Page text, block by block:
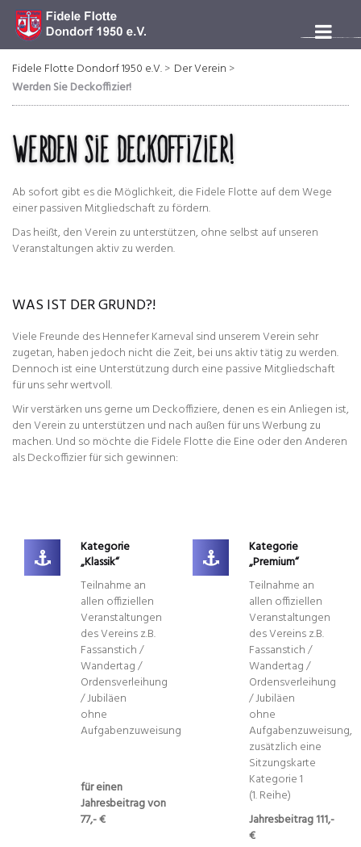
Fidele Flotte Dondorf 1950 e.V.
Der Verein
Werden Sie Deckoffizier!
Werden Sie Deckoffizier!
Ab sofort gibt es die Möglichkeit, die Fidele Flotte auf dem Wege
einer passiven Mitgliedschaft zu fördern.
Das heißt, den Verein zu unterstützen, ohne selbst auf unseren
Veranstaltungen aktiv zu werden.
WAS IST DER GRUND?!
Viele Freunde des Hennefer Karneval sind unserem Verein sehr
zugetan, haben jedoch nicht die Zeit, bei uns aktiv tätig zu werden.
Dennoch ist eine Unterstützung durch eine passive Mitgliedschaft
für uns sehr wertvoll.
Wir verstärken uns gerne um Deckoffiziere, denen es ein Anliegen ist,
den Verein zu unterstützen und nach außen für uns Werbung zu
machen. Und so möchte die Fidele Flotte die Eine oder den Anderen
als Deckoffizier für sich gewinnen:
Kategorie
„Klassik“
Teilnahme an
allen offiziellen
Veranstaltungen
des Vereins z.B.
Fassanstich /
Wandertag /
Ordensverleihung
/ Jubiläen
ohne
Aufgabenzuweisung
für einen
Jahresbeitrag von
77,- €
Kategorie
„Premium“
Teilnahme an
allen offiziellen
Veranstaltungen
des Vereins z.B.
Fassanstich /
Wandertag /
Ordensverleihung
/ Jubiläen
ohne
Aufgabenzuweisung,
zusätzlich eine
Sitzungskarte
Kategorie 1
(1. Reihe)
Jahresbeitrag 111,-
€